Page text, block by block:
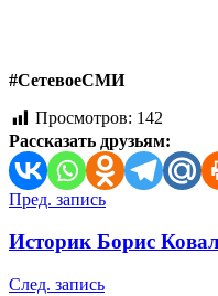
#СетевоеСМИ
Просмотров: 142
Рассказать друзьям:
Навигация
по
записям
Пред. запись
Историк Борис
След. запись